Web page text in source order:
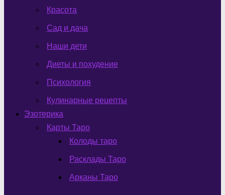
Красота
Сад и дача
Наши дети
Диеты и похудение
Психология
Кулинарные рецепты
Эзотерика
Карты Таро
Колоды таро
Расклады Таро
Арканы Таро